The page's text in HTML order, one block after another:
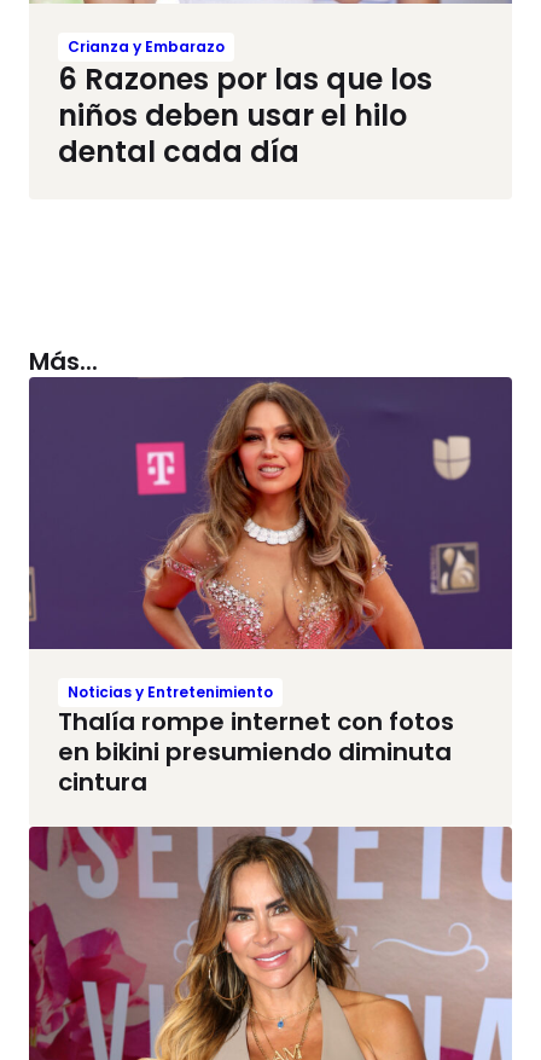
Crianza y Embarazo
6 Razones por las que los
niños deben usar el hilo
dental cada día
Más...
Noticias y Entretenimiento
Thalía rompe internet con fotos
en bikini presumiendo diminuta
cintura